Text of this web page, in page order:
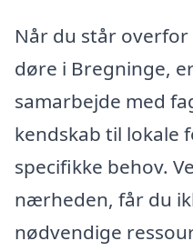
Når du står
døre i Bregninge,
samarbejde med
kendskab til lokale
specifikke behov.
nærheden, får du
nødvendige